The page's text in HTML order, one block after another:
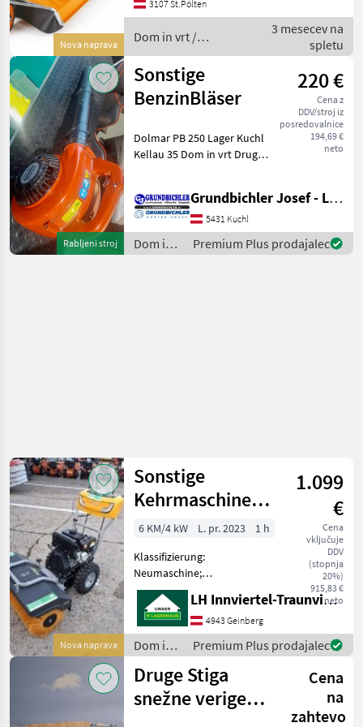
Nova naprava
0.6.6.4.6.2.7.1.4.2.9 AS 73 4T
3107 St.Pölten
Dom in vrt /
Sonstige
3 mesecev na
spletu
Rabljeni stroj
Sonstige
BenzinBläser
220 €
Cena z
DDV/stroj iz
posredovalnice
194,69 €
neto
Dolmar PB 250 Lager Kuchl
Kellau 35 Dom in vrt Drugi
Grundbichler Josef - Landmaschinen
5431 Kuchl
Dom in
vrt /
Premium Plus prodajalec
Nova naprava
Sonstige
Kehrmaschine
SWS 800GE
1.099
€
Cena
vključuje
DDV
(stopnja
20%)
915,83 €
neto
6 KM/4 kW L. pr. 2023
1 h
Klassifizierung:
Neumaschine;
Arbeitsbreite: 0.8; Anzahl
der Vorwärtsgänge: 6;
Anzahl der
Rückwärtsgänge: 2; Weitere
Maschinenmerkmale: SWS
800GE - LED Scheinwerfer
LH Innviertel-Traunviertel-Urfahr eGen, Geinberg
4943 Geinberg
Dom in
vrt /
Sonstige
Premium Plus prodajalec
Druge Stiga
snežne verige
Cena
na
zahtevo